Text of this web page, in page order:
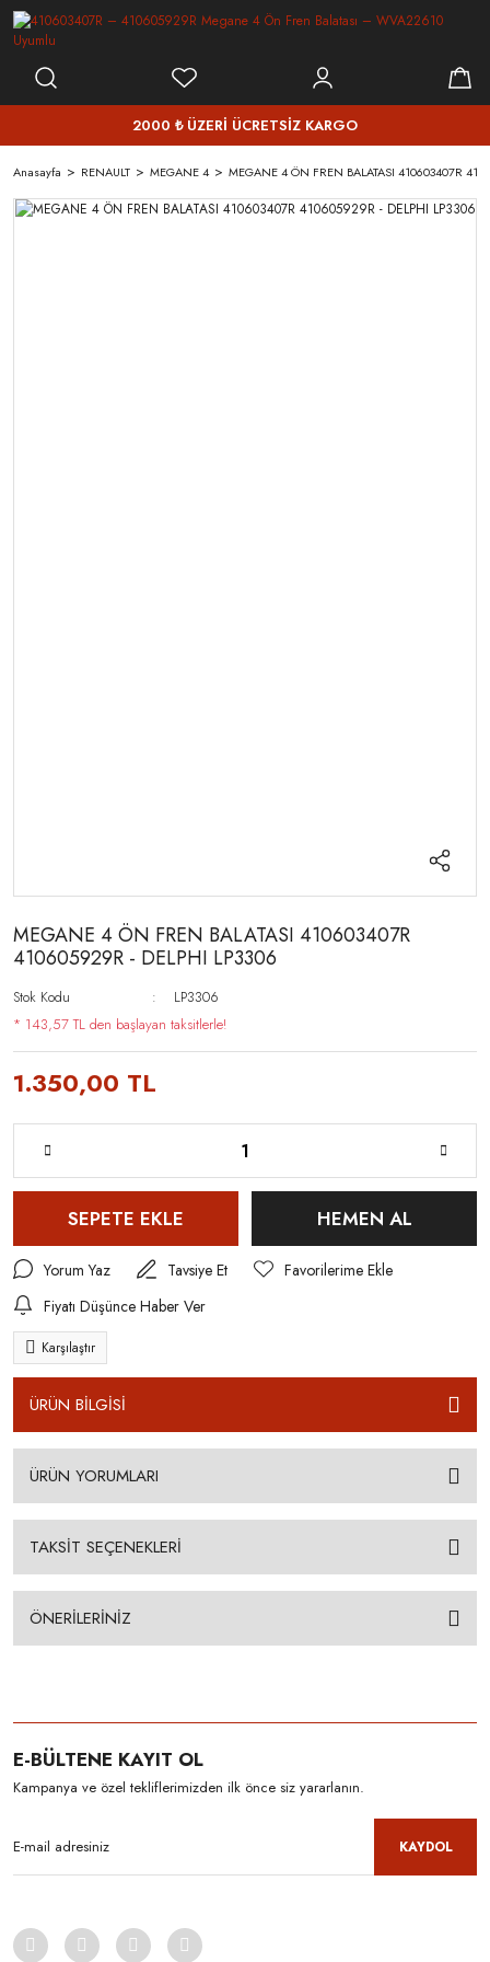
2000 ₺ ÜZERİ ÜCRETSİZ KARGO
Anasayfa RENAULT MEGANE 4 MEGANE 4 ÖN FREN BALATASI 410603407R
MEGANE 4 ÖN FREN BALATASI 410603407R
410605929R - DELPHI LP3306
Stok Kodu
LP3306
* 143,57 TL den başlayan taksitlerle!
1.350,00 TL
SEPETE EKLE HEMEN AL
Yorum Yaz
Tavsiye Et
Fiyatı Düşünce Haber Ver
Karşılaştır
ÜRÜN BİLGİSİ
ÜRÜN YORUMLARI
TAKSİT SEÇENEKLERİ
ÖNERİLERİNİZ
E-BÜLTENE KAYIT OL
Kampanya ve özel tekliflerimizden ilk önce siz yararlanın.
KAYDOL